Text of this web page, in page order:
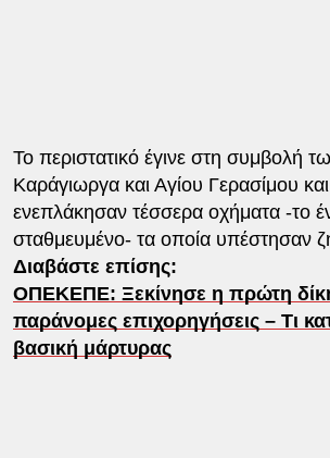
Το περιστατικό έγινε στη συμβολή
Καράγιωργα και Αγίου Γερασίμου
ενεπλάκησαν τέσσερα οχήματα -το
σταθμευμένο- τα οποία υπέστησαν
Διαβάστε επίσης:
ΟΠΕΚΕΠΕ: Ξεκίνησε η πρώτη δίκη
παράνομες επιχορηγήσεις – Τι
βασική μάρτυρας